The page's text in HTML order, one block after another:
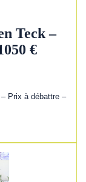
Teck –
€
Prix à débattre –